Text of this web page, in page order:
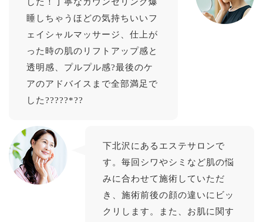
睡しちゃうほどの気持ちいいフ
ェイシャルマッサージ、仕上が
った時の肌のリフトアップ感と
透明感、プルプル感?最後のケ
アのアドバイスまで全部満足で
した?????*??
下北沢にあるエステサロンで
す。毎回シワやシミなど肌の悩
みに合わせて施術していただ
き、施術前後の顔の違いにビッ
クリします。また、お肌に関す